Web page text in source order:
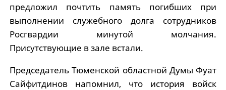
предложил почтить память погибших при
выполнении служебного долга сотрудников
Росгвардии минутой молчания.
Присутствующие в зале встали.
Председатель Тюменской областной Думы Фуат
Сайфитдинов напомнил, что история войск